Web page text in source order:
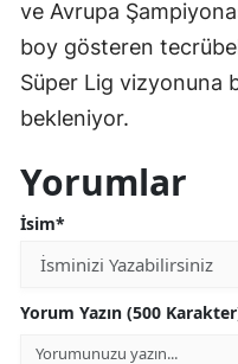
ve Avrupa
boy gösteren
Süper Lig vizyonuna
bekleniyor.
Yorumlar
İsim*
Yorum Yazın (500